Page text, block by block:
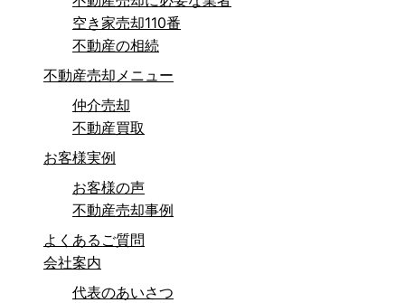
空き家売却110番
不動産の相続
不動産売却メニュー
仲介売却
不動産買取
お客様実例
お客様の声
不動産売却事例
よくあるご質問
会社案内
代表のあいさつ